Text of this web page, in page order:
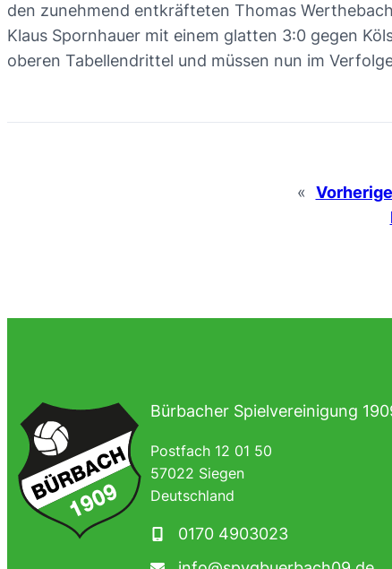
den zunehmend entkräfteten Thomas
Klaus Spornhauer mit einem glatten 3:0 gegen
oberen Tabellendrittel und müssen nun im
«
Bürbacher Spielvereinigung
Postfach 12 01 50
57022 Siegen
Deutschland
0170 4903023